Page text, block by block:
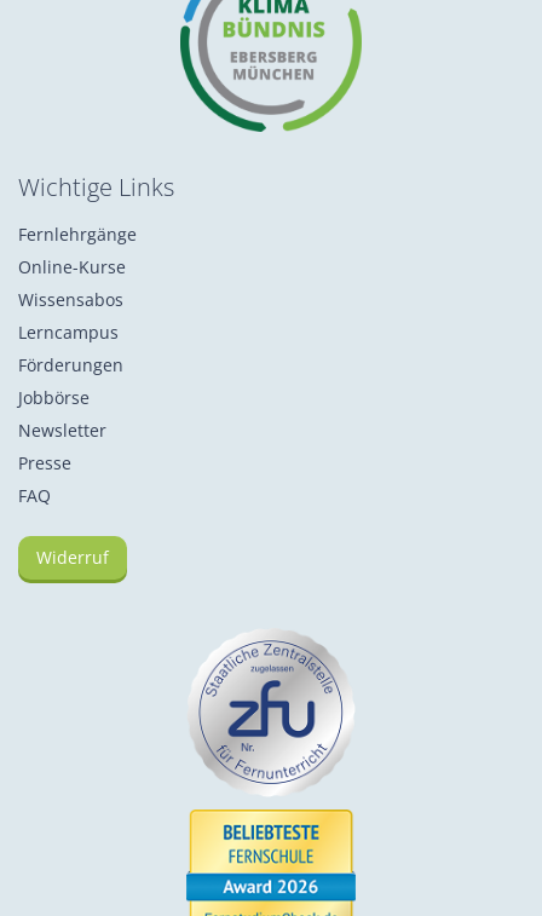
Wichtige Links
Fernlehrgänge
Online-Kurse
Wissensabos
Lerncampus
Förderungen
Jobbörse
Newsletter
Presse
FAQ
Widerruf